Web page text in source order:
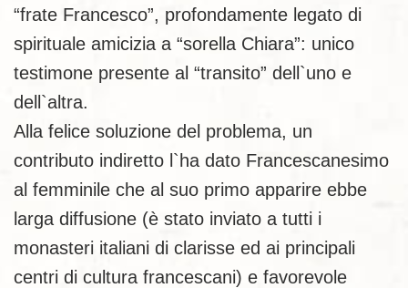
“frate Francesco”, profondamente legato di
spirituale amicizia a “sorella Chiara”: unico
testimone presente al “transito” dell`uno e
dell`altra.
Alla felice soluzione del problema, un
contributo indiretto l`ha dato Francescanesimo
al femminile che al suo primo apparire ebbe
larga diffusione (è stato inviato a tutti i
monasteri italiani di clarisse ed ai principali
centri di cultura francescani) e favorevole